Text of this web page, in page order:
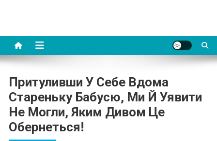
Притуливши У Себе Вдома
Стареньку Бабусю, Ми Й Уявити
Не Могли, Яким Дивом Це
Обернеться!